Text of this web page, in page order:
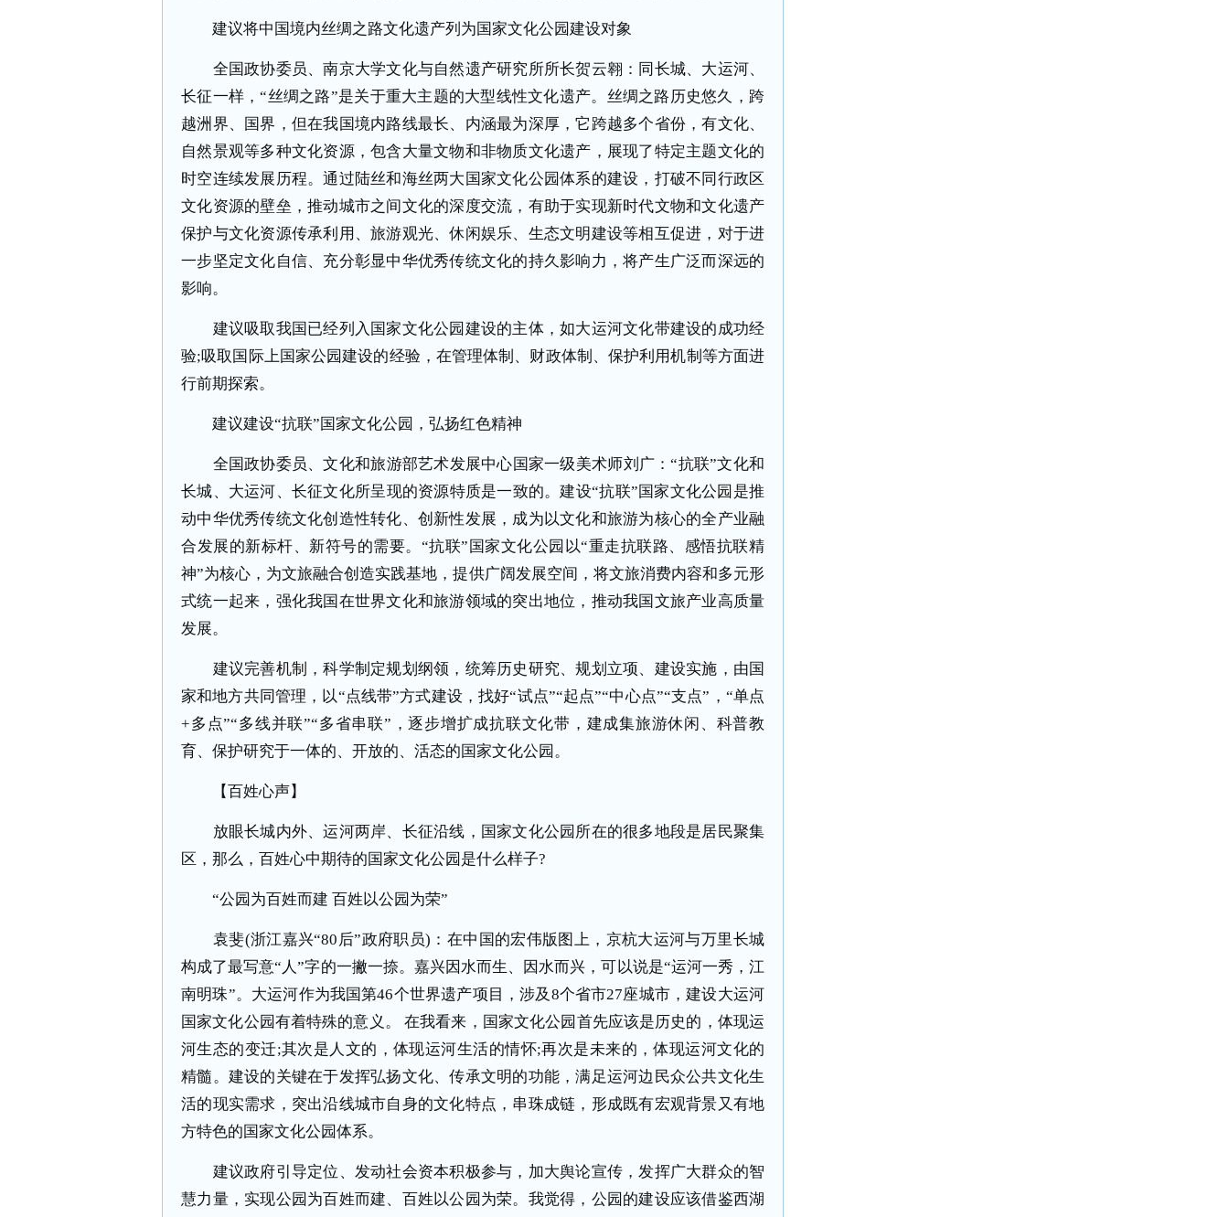
建议将中国境内丝绸之路文化遗产列为国家文化公园建设对象
全国政协委员、南京大学文化与自然遗产研究所所长贺云翱：同长城、大运河、
长征一样，“丝绸之路”是关于重大主题的大型线性文化遗产。丝绸之路历史悠久，跨
越洲界、国界，但在我国境内路线最长、内涵最为深厚，它跨越多个省份，有文化、
自然景观等多种文化资源，包含大量文物和非物质文化遗产，展现了特定主题文化的
时空连续发展历程。通过陆丝和海丝两大国家文化公园体系的建设，打破不同行政区
文化资源的壁垒，推动城市之间文化的深度交流，有助于实现新时代文物和文化遗产
保护与文化资源传承利用、旅游观光、休闲娱乐、生态文明建设等相互促进，对于进
一步坚定文化自信、充分彰显中华优秀传统文化的持久影响力，将产生广泛而深远的
影响。
建议吸取我国已经列入国家文化公园建设的主体，如大运河文化带建设的成功经
验;吸取国际上国家公园建设的经验，在管理体制、财政体制、保护利用机制等方面进
行前期探索。
建议建设“抗联”国家文化公园，弘扬红色精神
全国政协委员、文化和旅游部艺术发展中心国家一级美术师刘广：“抗联”文化和
长城、大运河、长征文化所呈现的资源特质是一致的。建设“抗联”国家文化公园是推
动中华优秀传统文化创造性转化、创新性发展，成为以文化和旅游为核心的全产业融
合发展的新标杆、新符号的需要。“抗联”国家文化公园以“重走抗联路、感悟抗联精
神”为核心，为文旅融合创造实践基地，提供广阔发展空间，将文旅消费内容和多元形
式统一起来，强化我国在世界文化和旅游领域的突出地位，推动我国文旅产业高质量
发展。
建议完善机制，科学制定规划纲领，统筹历史研究、规划立项、建设实施，由国
家和地方共同管理，以“点线带”方式建设，找好“试点”“起点”“中心点”“支点”，“单点
+多点”“多线并联”“多省串联”，逐步增扩成抗联文化带，建成集旅游休闲、科普教
育、保护研究于一体的、开放的、活态的国家文化公园。
【百姓心声】
放眼长城内外、运河两岸、长征沿线，国家文化公园所在的很多地段是居民聚集
区，那么，百姓心中期待的国家文化公园是什么样子?
“公园为百姓而建 百姓以公园为荣”
袁斐(浙江嘉兴“80后”政府职员)：在中国的宏伟版图上，京杭大运河与万里长城
构成了最写意“人”字的一撇一捺。嘉兴因水而生、因水而兴，可以说是“运河一秀，江
南明珠”。大运河作为我国第46个世界遗产项目，涉及8个省市27座城市，建设大运河
国家文化公园有着特殊的意义。 在我看来，国家文化公园首先应该是历史的，体现运
河生态的变迁;其次是人文的，体现运河生活的情怀;再次是未来的，体现运河文化的
精髓。建设的关键在于发挥弘扬文化、传承文明的功能，满足运河边民众公共文化生
活的现实需求，突出沿线城市自身的文化特点，串珠成链，形成既有宏观背景又有地
方特色的国家文化公园体系。
建议政府引导定位、发动社会资本积极参与，加大舆论宣传，发挥广大群众的智
慧力量，实现公园为百姓而建、百姓以公园为荣。我觉得，公园的建设应该借鉴西湖